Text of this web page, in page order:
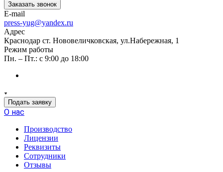
Заказать звонок
E-mail
press-yug@yandex.ru
Адрес
Краснодар ст. Нововеличковская, ул.Набережная, 1
Режим работы
Пн. – Пт.: с 9:00 до 18:00
Подать заявку
О нас
Производство
Лицензии
Реквизиты
Сотрудники
Отзывы